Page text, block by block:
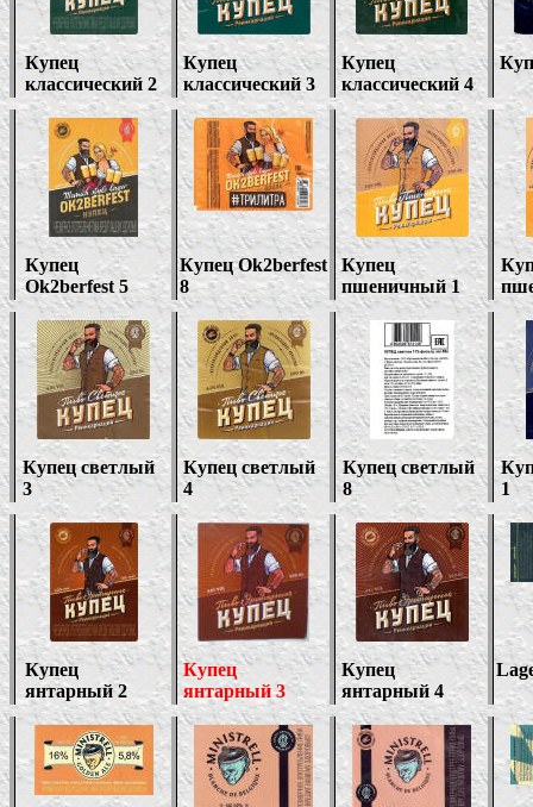
Купец
классический 2
Купец
классический 3
Купец
классический 4
Купец
Ok2berfest 5
КупецOk2berfest
8
Купец
пшеничный 1
Купец светлый
3
Купец светлый
4
Купец светлый
8
1
Купец
янтарный 2
Купец
янтарный3
Купец
янтарный 4